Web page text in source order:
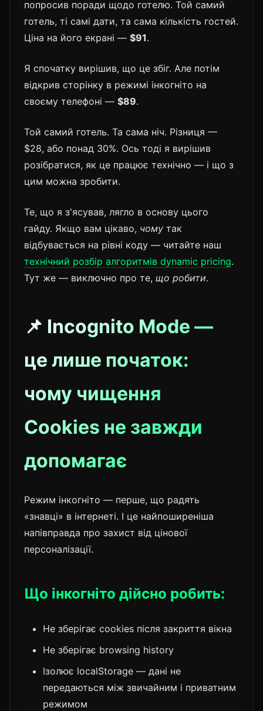
попросив поради щодо готелю. Той самий
готель, ті самі дати, та сама кількість гостей.
Ціна на його екрані — $91.
Я спочатку вирішив, що це збіг. Але потім
відкрив сторінку в режимі інкогніто на
своєму телефоні — $89.
Той самий готель. Та сама ніч. Різниця —
$28, або понад 30%. Ось тоді я вирішив
розібратися, як це працює технічно — і що з
цим можна зробити.
Те, що я з'ясував, лягло в основу цього
гайду. Якщо вам цікаво, чому так
відбувається на рівні коду — читайте наш
технічний розбір алгоритмів dynamic pricing.
Тут же — виключно про те, що робити.
📌 Incognito Mode —
це лише початок:
чому чищення
Cookies не завжди
допомагає
Режим інкогніто — перше, що радять
«знавці» в інтернеті. І це найпоширеніша
напівправда про захист від цінової
персоналізації.
Що інкогніто дійсно робить:
Не зберігає cookies після закриття вікна
Не зберігає browsing history
Ізолює localStorage — дані не
передаються між звичайним і приватним
режимом